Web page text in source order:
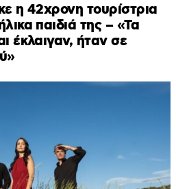
η 42χρονη τουρίστρια
παιδιά της – «Τα
έκλαιγαν, ήταν σε